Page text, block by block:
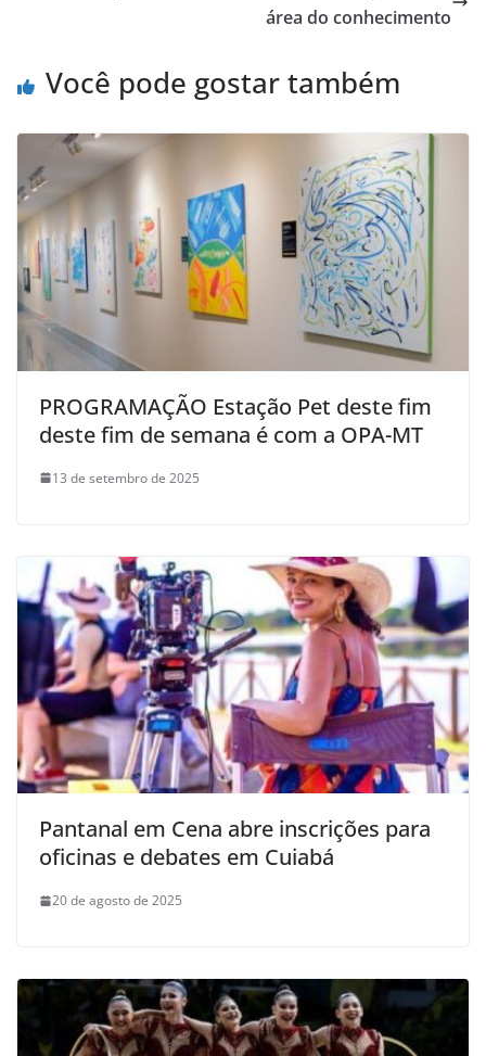
área do conhecimento
Você pode gostar também
PROGRAMAÇÃO Estação Pet deste fim
deste fim de semana é com a OPA-MT
13 de setembro de 2025
Pantanal em Cena abre inscrições para
oficinas e debates em Cuiabá
20 de agosto de 2025